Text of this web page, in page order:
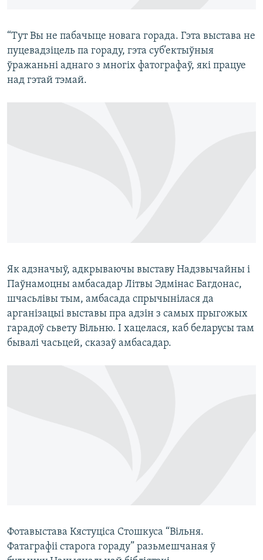
“Тут Вы не пабачыце новага горада. Гэта выстава не
пуцевадзіцель па гораду, гэта суб’ектыўныя
ўражаньні аднаго з многіх фатографаў, які працуе
над гэтай тэмай.
Як адзначыў, адкрываючы выставу Надзвычайны і
Паўнамоцны амбасадар Літвы Эдмінас Багдонас,
шчасьлівы тым, амбасада спрычынілася да
арганізацыі выставы пра адзін з самых прыгожых
гарадоў сьвету Вільню. І хацелася, каб беларусы там
бывалі часьцей, сказаў амбасадар.
Фотавыстава Кястуціса Стошкуса “Вільня.
Фатаграфіі старога гораду” разьмешчаная ў